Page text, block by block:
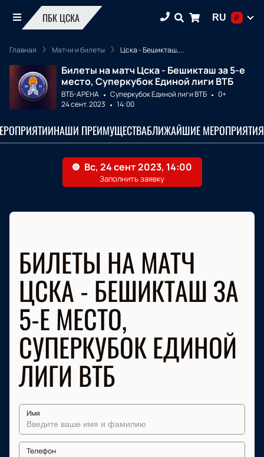
ПБК ЦСКА RU ₽
Главная Матчи и билеты Цска - Бешикташ,...
Билеты на матч Цска - Бешикташ за 5-е
место, Суперкубок Единой лиги ВТБ
ВТБ-АРЕНА Суперкубок Единой лиги ВТБ
0+
24 сент. 2023
14:00
НАШИ ПРЕИМУЩЕСТВАБЛИЖАЙШИЕ МЕРОПРИЯТИЯ
БИЛЕТЫ НА МАТЧ
ЦСКА - БЕШИКТАШ ЗА
5-Е МЕСТО,
СУПЕРКУБОК ЕДИНОЙ
ЛИГИ ВТБ
Имя
Телефон